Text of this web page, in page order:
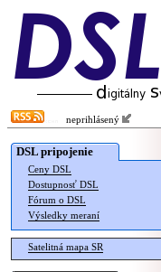
neprihlásený
DSL pripojenie
Ceny DSL
Dostupnosť DSL
Fórum o DSL
Výsledky meraní
Satelitná mapa SR